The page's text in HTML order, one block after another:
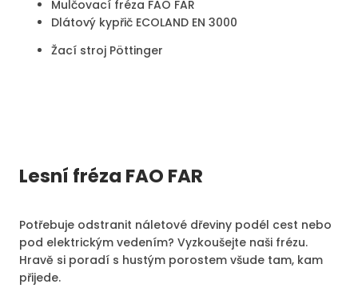
Mulčovací fréza FAO FAR
Dlátový kypřič ECOLAND EN 3000
Žací stroj Pöttinger
Lesní fréza FAO FAR
Potřebuje odstranit náletové dřeviny podél cest nebo
pod elektrickým vedením? Vyzkoušejte naši frézu.
Hravě si poradí s hustým porostem všude tam, kam
přijede.